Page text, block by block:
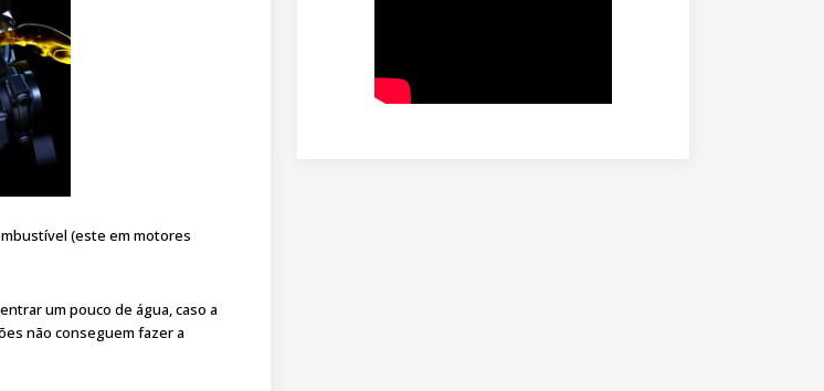
(este em motores
um pouco de água, caso a
não conseguem fazer a